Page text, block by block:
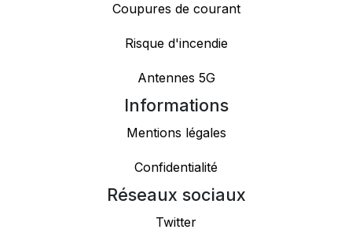
Coupures de courant
Risque d'incendie
Antennes 5G
Informations
Mentions légales
Confidentialité
Réseaux sociaux
Twitter